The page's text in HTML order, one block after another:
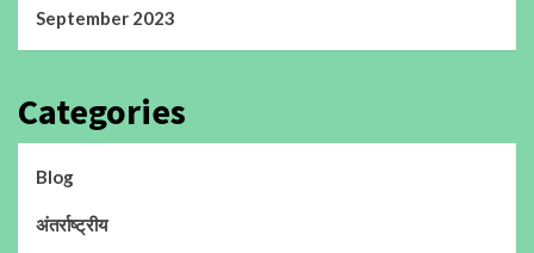
September 2023
Categories
Blog
अंतर्राष्ट्रीय